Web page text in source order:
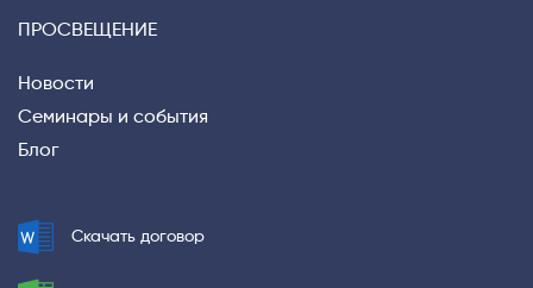
ПРОСВЕЩЕНИЕ
Новости
Семинары и события
Блог
Скачать договор